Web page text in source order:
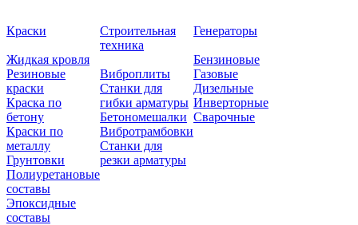
Краски
Жидкая кровля
Резиновые
краски
Краска по
бетону
Краски по
металлу
Грунтовки
Полиуретановые
составы
Эпоксидные
составы
Строительная
техника
Виброплиты
Станки для
гибки арматуры
Бетономешалки
Вибротрамбовки
Станки для
резки арматуры
Генераторы
Бензиновые
Газовые
Дизельные
Инверторные
Сварочные